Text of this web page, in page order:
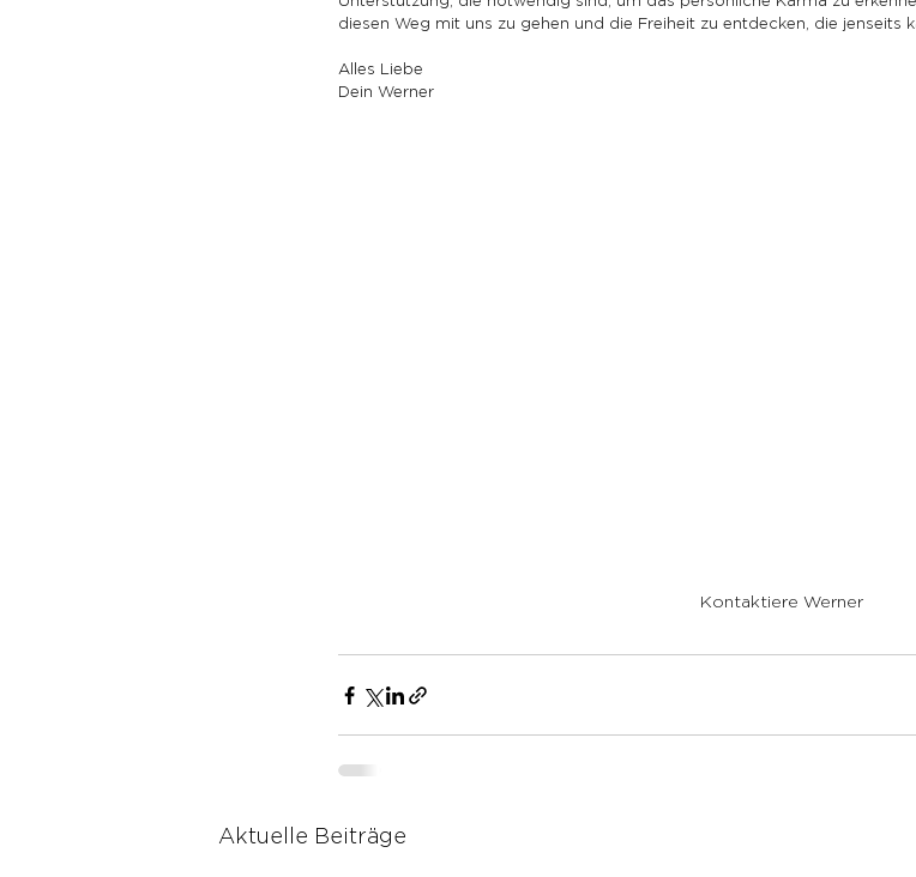
diesen Weg mit uns zu gehen und die Freiheit zu entdecken, die jenseits
Alles Liebe
Dein Werner
Kontaktiere Werner
Aktuelle Beiträge